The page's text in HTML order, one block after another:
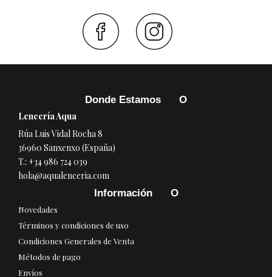
Donde Estamos
Lencería Aqua
Rúa Luis Vidal Rocha 8
36960 Sanxenxo (España)
T.: +34 986 724 039
hola@aqualenceria.com
Información
Novedades
Términos y condiciones de uso
Condiciones Generales de Venta
Métodos de pago
Envíos